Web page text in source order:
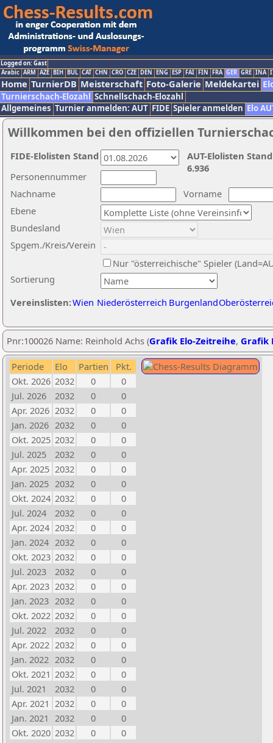
Logged on: Gast
Arabic ARM AZE BIH BUL CAT CHN CRO CZE DEN ENG ESP FAI FIN FRA GER GRE INA
Home TurnierDB Meisterschaft Foto-Galerie Meldekartei
Turnierschach-Elozahl Schnellschach-Elozahl
Allgemeines Turnier anmelden: AUT FIDE Spieler anmelden Elo
Willkommen bei den offiziellen
Nachname
Vorname
Ebene
Sortierung
Personennummer
Bundesland
Spgem./Kreis/Verein
Nur "österreichische" Spieler
Vereinslisten:Wien Niederösterreich Burgenland
AUT-Elolisten
6.936
FIDE-Elolisten Stand
Pnr:100026 Name: Reinhold Achs (Grafik Elo-Zeitreihe, Grafik
Periode Elo Partien
Pkt.
Okt. 2026 2032 0
0
Jul. 2026
2032 0
0
Apr. 2026 2032 0
0
Jan. 2026 2032 0
0
Okt. 2025 2032 0
0
Jul. 2025
2032 0
0
Apr. 2025 2032 0
0
Jan. 2025 2032 0
0
Okt. 2024 2032 0
0
Jul. 2024
2032 0
0
Apr. 2024 2032 0
0
Jan. 2024 2032 0
0
Okt. 2023 2032 0
0
Jul. 2023
2032 0
0
Apr. 2023 2032 0
0
Jan. 2023 2032 0
0
Okt. 2022 2032 0
0
Jul. 2022
2032 0
0
Apr. 2022 2032 0
0
Jan. 2022 2032 0
0
Okt. 2021 2032 0
0
Jul. 2021
2032 0
0
Apr. 2021 2032 0
0
Jan. 2021 2032 0
0
Okt. 2020 2032 0
0